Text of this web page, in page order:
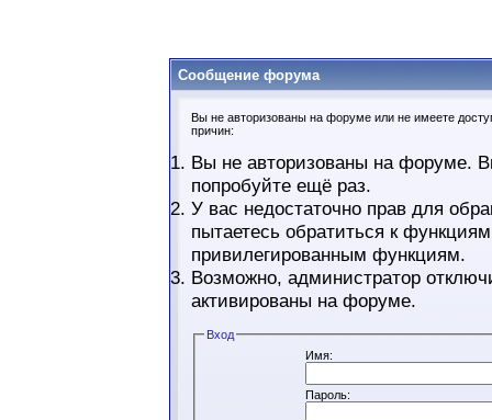
Сообщение форума
Вы не авторизованы на форуме или не имеете
причин:
Вы не авторизованы на форуме.
попробуйте ещё раз.
У вас недостаточно прав для
пытаетесь обратиться к
привилегированным функциям.
Возможно, администратор
активированы на форуме.
Вход
Имя:
Пароль: